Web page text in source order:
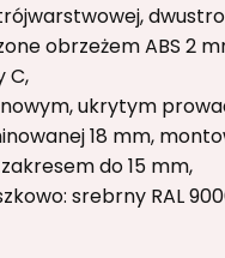
obrzeżem ABS 2
C,
ukrytym
18 mm,
do 15 mm,
srebrny RAL